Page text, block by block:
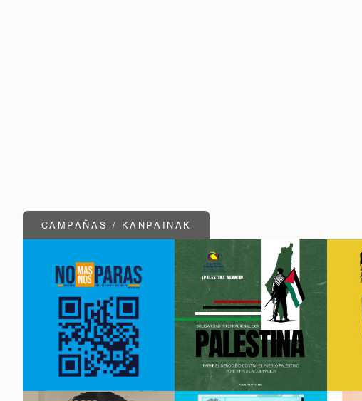
CAMPAÑAS / KANPAINAK